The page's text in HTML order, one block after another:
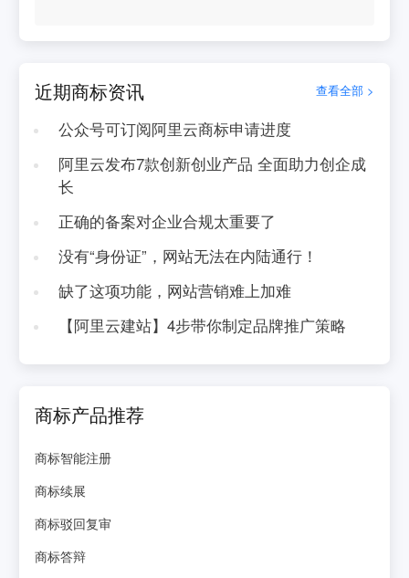
近期商标资讯 查看全部 >
公众号可订阅阿里云商标申请进度
阿里云发布7款创新创业产品 全面助力创企成
长
正确的备案对企业合规太重要了
没有“身份证”，网站无法在内陆通行！
缺了这项功能，网站营销难上加难
【阿里云建站】4步带你制定品牌推广策略
商标产品推荐
商标智能注册
商标续展
商标驳回复审
商标答辩